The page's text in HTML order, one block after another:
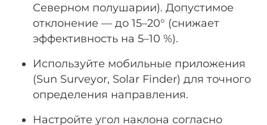
Северном полушарии). Допустимое
отклонение — до 15–20° (снижает
эффективность на 5–10 %).
Используйте мобильные приложения
(Sun Surveyor, Solar Finder) для точного
определения направления.
Настройте угол наклона согласно